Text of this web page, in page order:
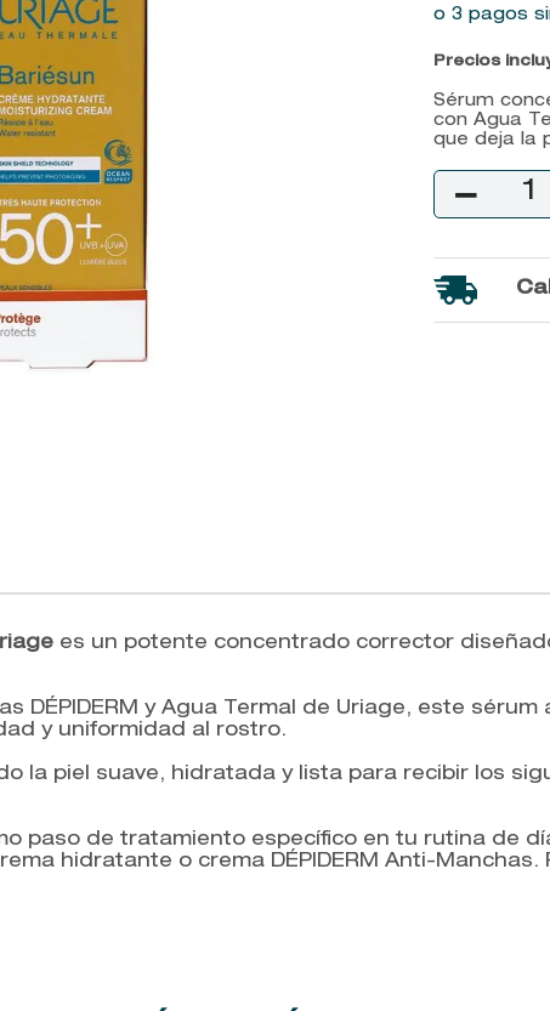
o 3 pagos
Precios
Sérum
con Agua
que deja la
－
es un potente concentrado corrector
DÉPIDERM y Agua Termal de Uriage, este
y uniformidad al rostro.
la piel suave, hidratada y lista para recibir los
paso de tratamiento específico en tu rutina de
hidratante o crema DÉPIDERM Anti-